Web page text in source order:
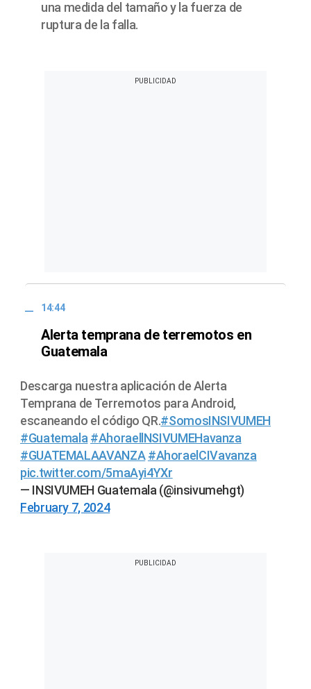
una medida del tamaño y la fuerza de
ruptura de la falla.
14:44
Alerta temprana de terremotos en
Guatemala
Descarga nuestra aplicación de Alerta
Temprana de Terremotos para Android,
escaneando el código QR.#SomosINSIVUMEH
#Guatemala #AhoraellNSIVUMEHavanza
#GUATEMALAAVANZA #AhoraelCIVavanza
pic.twitter.com/5maAyi4YXr
— INSIVUMEH Guatemala (@insivumehgt)
February 7, 2024